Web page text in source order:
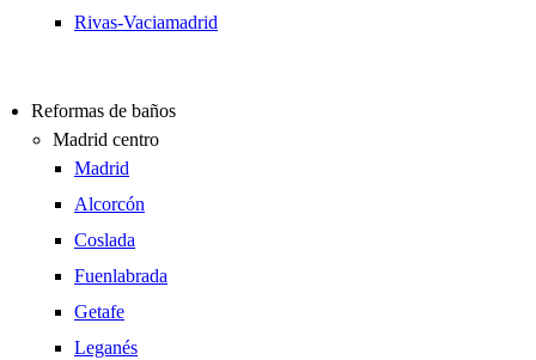
Rivas-Vaciamadrid
Reformas de baños
Madrid centro
Madrid
Alcorcón
Coslada
Fuenlabrada
Getafe
Leganés